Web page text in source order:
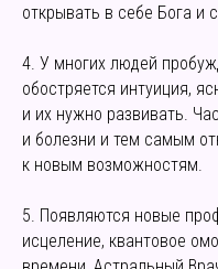
открывать в себе Бога и
4. У многих людей
обостряется интуиция,
и их нужно развивать.
и болезни и тем самым
к новым возможностям.
5. Появляются новые
исцеление, квантовое